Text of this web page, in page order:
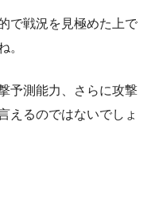
で戦況を見極めた上で
。
予測能力、さらに攻撃
えるのではないでしょ